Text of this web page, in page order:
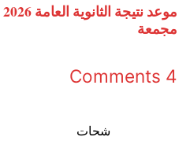
مجمعة
4 Comments
شحات